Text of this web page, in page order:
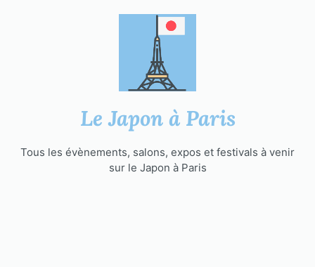
Le Japon à Paris
Tous les évènements, salons, expos et festivals à venir
sur le Japon à Paris